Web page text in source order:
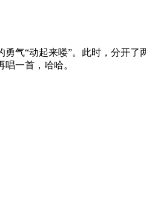
气“动起来喽”。此时，分开了
一首，哈哈。